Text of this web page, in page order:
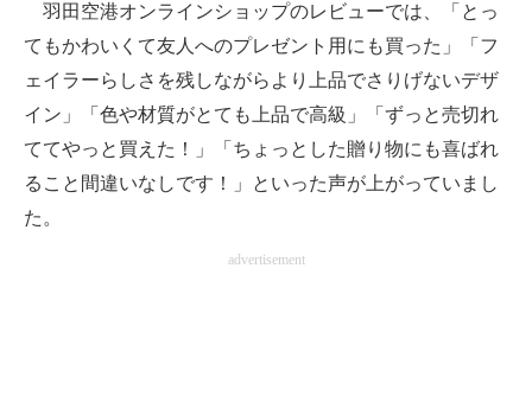
羽田空港オンラインショップのレビューでは、「とっ
てもかわいくて友人へのプレゼント用にも買った」「フ
ェイラーらしさを残しながらより上品でさりげないデザ
イン」「色や材質がとても上品で高級」「ずっと売切れ
ててやっと買えた！」「ちょっとした贈り物にも喜ばれ
ること間違いなしです！」といった声が上がっていまし
た。
advertisement